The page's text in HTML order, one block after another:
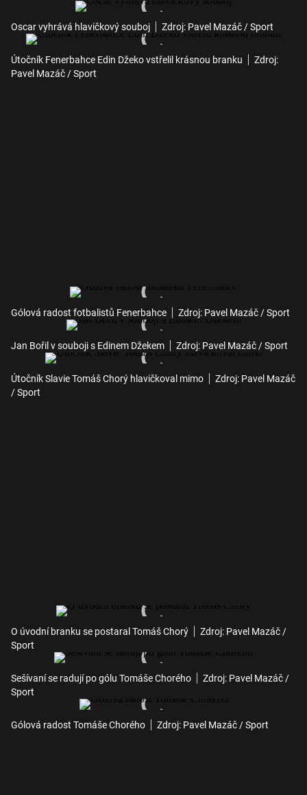
Oscar vyhrává hlavičkový souboj Zdroj: Pavel Mazáč / Sport
Útočník Fenerbahce Edin Džeko vstřelil krásnou branku
Zdroj:
Pavel Mazáč / Sport
Gólová radost fotbalistů Fenerbahce Zdroj: Pavel Mazáč / Sport
Jan Bořil v souboji s Edinem Džekem Zdroj: Pavel Mazáč / Sport
Útočník Slavie Tomáš Chorý hlavičkoval mimo
Zdroj: Pavel Mazáč
/ Sport
O úvodní branku se postaral Tomáš Chorý
Zdroj: Pavel Mazáč /
Sport
Sešívaní se radují po gólu Tomáše Chorého
Zdroj: Pavel Mazáč /
Sport
Gólová radost Tomáše Chorého Zdroj: Pavel Mazáč / Sport